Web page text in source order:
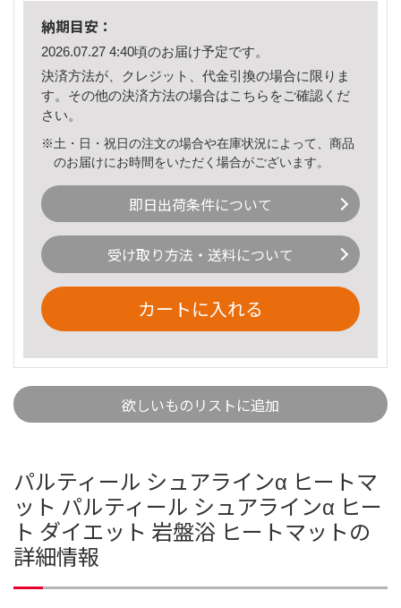
納期目安：
2026.07.27 4:40頃のお届け予定です。
決済方法が、クレジット、代金引換の場合に限りま
す。その他の決済方法の場合はこちら をご確認くだ
さい。
※土・日・祝日の注文の場合や在庫状況によって、商品
のお届けにお時間をいただく場合がございます。
即日出荷条件について
受け取り方法・送料について
カートに入れる
欲しいものリストに追加
パルティール シュアラインα ヒートマ
ット パルティール シュアラインα ヒー
ト ダイエット 岩盤浴 ヒートマットの
詳細情報